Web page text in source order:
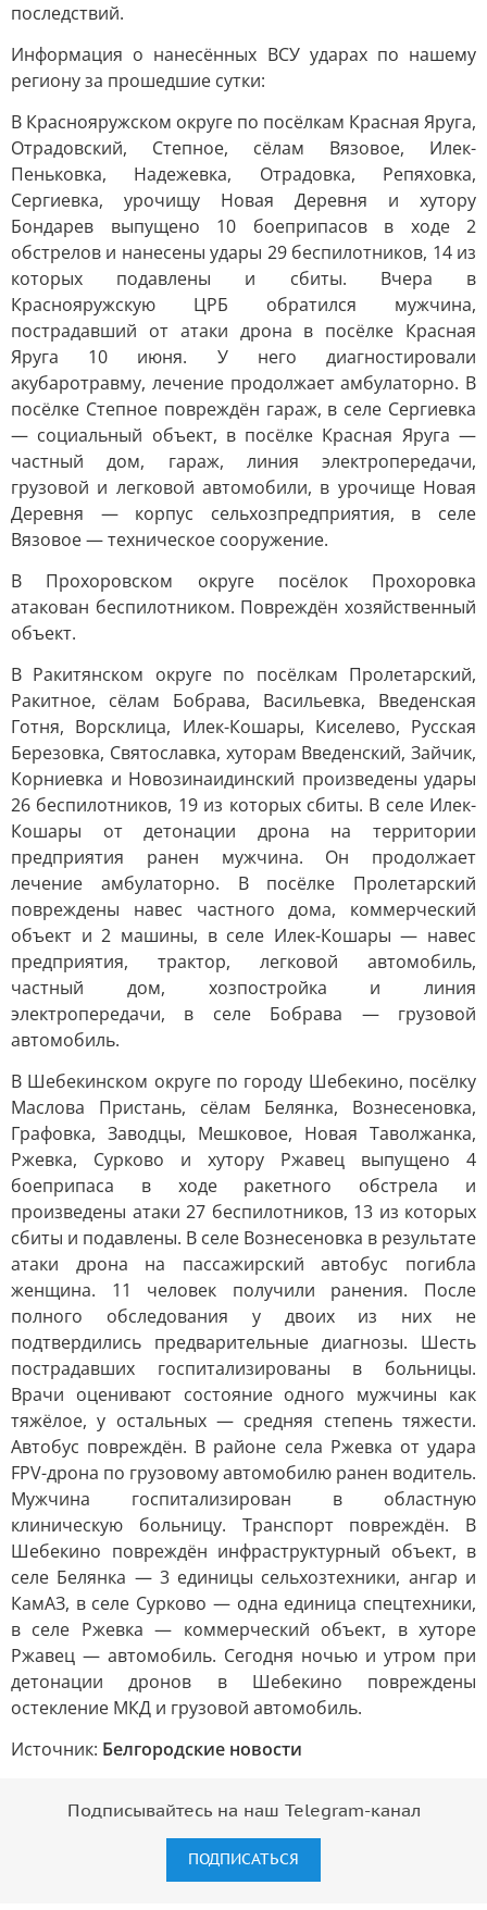
последствий.
Информация о нанесённых ВСУ ударах по нашему
региону за прошедшие сутки:
В Краснояружском округе по посёлкам Красная Яруга,
Отрадовский, Степное, сёлам Вязовое, Илек-
Пеньковка, Надежевка, Отрадовка, Репяховка,
Сергиевка, урочищу Новая Деревня и хутору
Бондарев выпущено 10 боеприпасов в ходе 2
обстрелов и нанесены удары 29 беспилотников, 14 из
которых подавлены и сбиты. Вчера в
Краснояружскую ЦРБ обратился мужчина,
пострадавший от атаки дрона в посёлке Красная
Яруга 10 июня. У него диагностировали
акубаротравму, лечение продолжает амбулаторно. В
посёлке Степное повреждён гараж, в селе Сергиевка
— социальный объект, в посёлке Красная Яруга —
частный дом, гараж, линия электропередачи,
грузовой и легковой автомобили, в урочище Новая
Деревня — корпус сельхозпредприятия, в селе
Вязовое — техническое сооружение.
В Прохоровском округе посёлок Прохоровка
атакован беспилотником. Повреждён хозяйственный
объект.
В Ракитянском округе по посёлкам Пролетарский,
Ракитное, сёлам Бобрава, Васильевка, Введенская
Готня, Ворсклица, Илек-Кошары, Киселево, Русская
Березовка, Святославка, хуторам Введенский, Зайчик,
Корниевка и Новозинаидинский произведены удары
26 беспилотников, 19 из которых сбиты. В селе Илек-
Кошары от детонации дрона на территории
предприятия ранен мужчина. Он продолжает
лечение амбулаторно. В посёлке Пролетарский
повреждены навес частного дома, коммерческий
объект и 2 машины, в селе Илек-Кошары — навес
предприятия, трактор, легковой автомобиль,
частный дом, хозпостройка и линия
электропередачи, в селе Бобрава — грузовой
автомобиль.
В Шебекинском округе по городу Шебекино, посёлку
Маслова Пристань, сёлам Белянка, Вознесеновка,
Графовка, Заводцы, Мешковое, Новая Таволжанка,
Ржевка, Сурково и хутору Ржавец выпущено 4
боеприпаса в ходе ракетного обстрела и
произведены атаки 27 беспилотников, 13 из которых
сбиты и подавлены. В селе Вознесеновка в результате
атаки дрона на пассажирский автобус погибла
женщина. 11 человек получили ранения. После
полного обследования у двоих из них не
подтвердились предварительные диагнозы. Шесть
пострадавших госпитализированы в больницы.
Врачи оценивают состояние одного мужчины как
тяжёлое, у остальных — средняя степень тяжести.
Автобус повреждён. В районе села Ржевка от удара
FPV-дрона по грузовому автомобилю ранен водитель.
Мужчина госпитализирован в областную
клиническую больницу. Транспорт повреждён. В
Шебекино повреждён инфраструктурный объект, в
селе Белянка — 3 единицы сельхозтехники, ангар и
КамАЗ, в селе Сурково — одна единица спецтехники,
в селе Ржевка — коммерческий объект, в хуторе
Ржавец — автомобиль. Сегодня ночью и утром при
детонации дронов в Шебекино повреждены
остекление МКД и грузовой автомобиль.
Источник: Белгородские новости
Подписывайтесь на наш Telegram-канал
ПОДПИСАТЬСЯ